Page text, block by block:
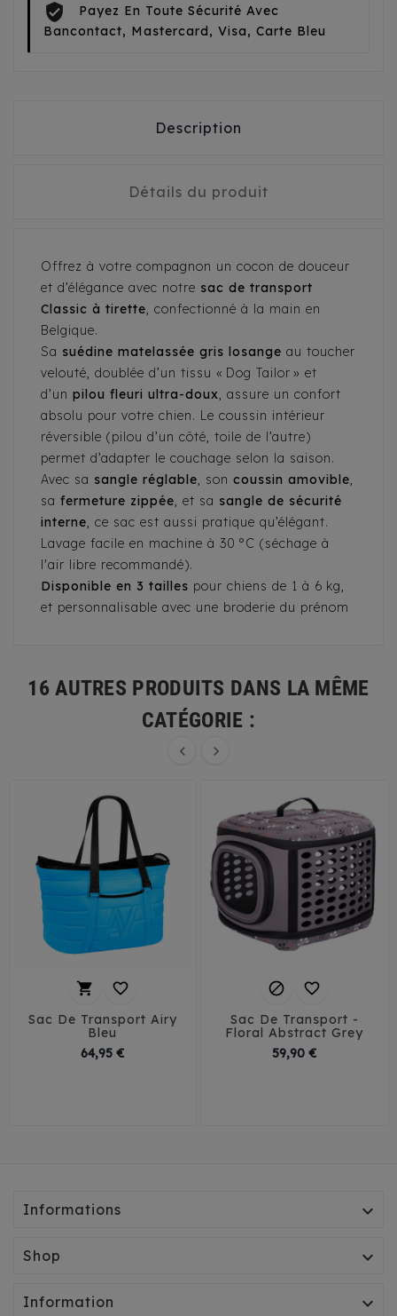
Payez En Toute Sécurité Avec
Bancontact, Mastercard, Visa, Carte Bleu
Description
Détails du produit
Offrez à votre compagnon un cocon de douceur
et d’élégance avec notre sac de transport
Classic à tirette, confectionné à la main en
Belgique.
Sa suédine matelassée gris losange au toucher
velouté, doublée d’un tissu « Dog Tailor » et
d’un pilou fleuri ultra-doux, assure un confort
absolu pour votre chien. Le coussin intérieur
réversible (pilou d’un côté, toile de l’autre)
permet d’adapter le couchage selon la saison.
Avec sa sangle réglable, son coussin amovible,
sa fermeture zippée, et sa sangle de sécurité
interne, ce sac est aussi pratique qu’élégant.
Lavage facile en machine à 30 °C (séchage à
l'air libre recommandé).
Disponible en 3 tailles pour chiens de 1 à 6 kg,
et personnalisable avec une broderie du prénom
16 AUTRES PRODUITS DANS LA MÊME
CATÉGORIE :
 
 
Sac De Transport Airy
Bleu
64,95 €Prix
 
Sac De Transport -
Floral Abstract Grey
59,90 €Prix
Informations 
Shop 
Information 